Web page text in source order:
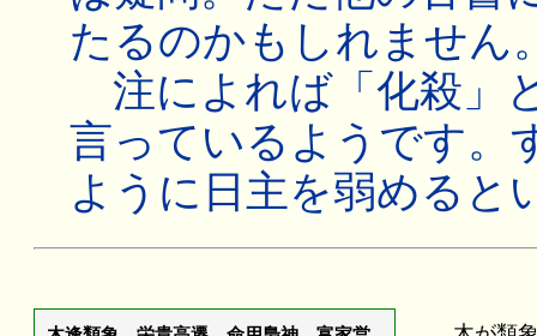
たるのかもしれません
注によれば「化殺」
言っているようです。
ように日主を弱めると